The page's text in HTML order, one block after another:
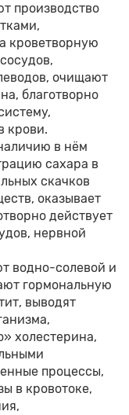
производство
кроветворную
очищают
благотворно
крови.
в нём
сахара в
скачков
оказывает
действует
нервной
водно-солевой и
гормональную
выводят
холестерина,
процессы,
в кровотоке,